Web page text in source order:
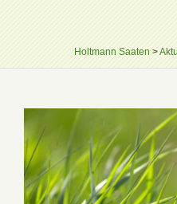
Holtmann Saaten>